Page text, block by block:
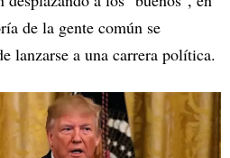
de la gente común se
lanzarse a una carrera política.